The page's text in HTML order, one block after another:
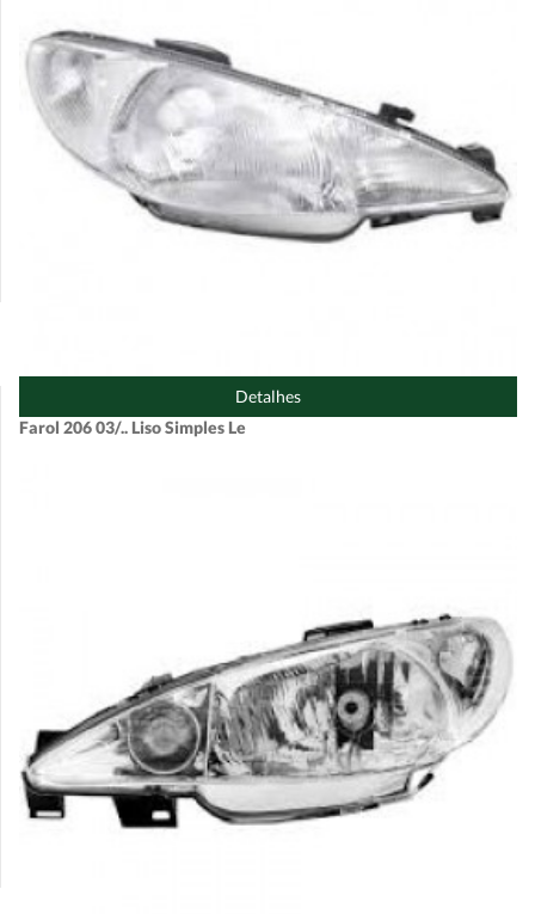
Detalhes
Farol 206 03/.. Liso Simples Le